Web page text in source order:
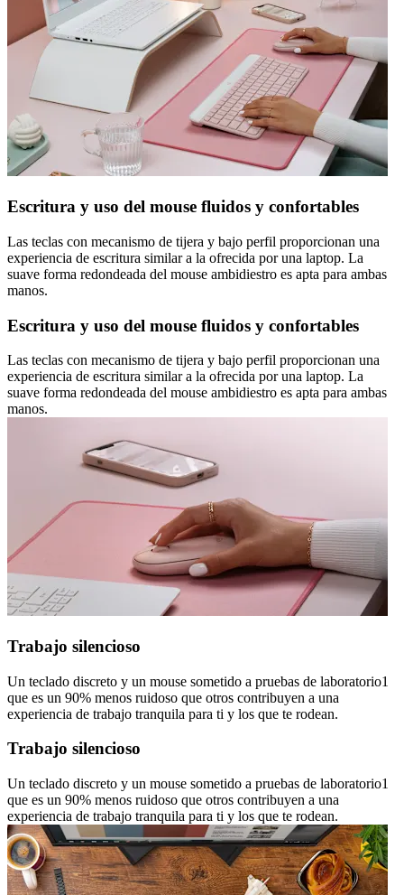
Escritura y uso del mouse fluidos y confortables
Las teclas con mecanismo de tijera y bajo perfil proporcionan una
experiencia de escritura similar a la ofrecida por una laptop. La
suave forma redondeada del mouse ambidiestro es apta para ambas
manos.
Escritura y uso del mouse fluidos y confortables
Las teclas con mecanismo de tijera y bajo perfil proporcionan una
experiencia de escritura similar a la ofrecida por una laptop. La
suave forma redondeada del mouse ambidiestro es apta para ambas
manos.
Trabajo silencioso
Un teclado discreto y un mouse sometido a pruebas de laboratorio1
que es un 90% menos ruidoso que otros contribuyen a una
experiencia de trabajo tranquila para ti y los que te rodean.
Trabajo silencioso
Un teclado discreto y un mouse sometido a pruebas de laboratorio1
que es un 90% menos ruidoso que otros contribuyen a una
experiencia de trabajo tranquila para ti y los que te rodean.